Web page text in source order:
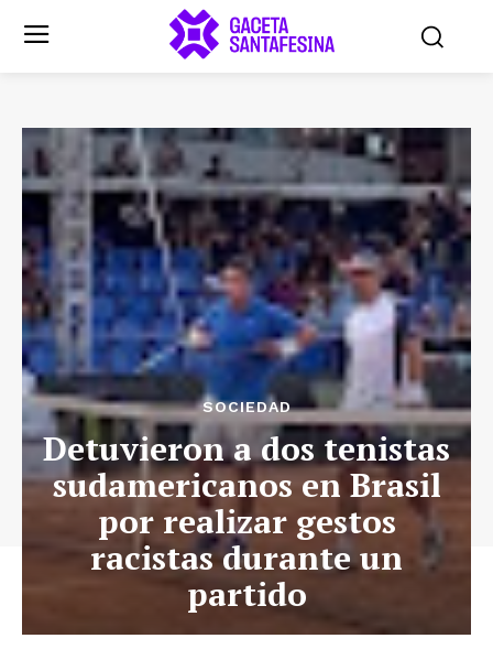
SOCIEDAD
Detuvieron a dos tenistas
sudamericanos en Brasil
por realizar gestos
racistas durante un
partido